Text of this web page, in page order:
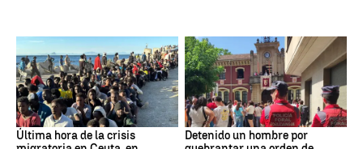
Última hora de la crisis
Detenido un hombre por